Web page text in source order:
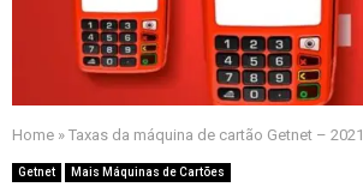
Home » Taxas da máquina de cartão Getnet – 2021
Getnet Mais Máquinas de Cartões